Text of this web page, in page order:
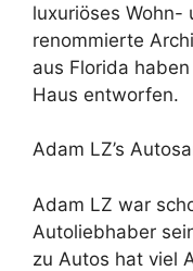
luxuriöses Wohn-
renommierte
aus Florida
Haus entworfen.
Adam LZ’s
Adam LZ war
Autoliebhaber
zu Autos hat viel